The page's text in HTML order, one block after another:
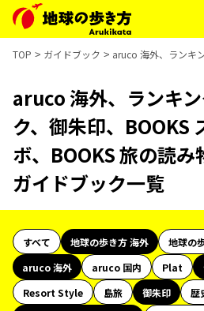
TOP ガイドブック aruco 海外、ランキ
aruco 海外、ランキ
ク、御朱印、BOOKS
ボ、BOOKS 旅の読
ガイドブック一覧
すべて 地球の歩き方 海外
地球の
aruco 海外
aruco 国内 Plat
Resort Style
島旅 御朱印 歴